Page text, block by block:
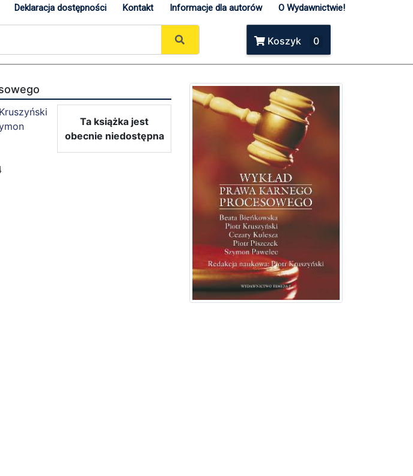
Deklaracja dostępności Kontakt Informacje dla autorów O Wydawnictwie!
Koszyk 0
Ta książka jest
obecnie niedostępna